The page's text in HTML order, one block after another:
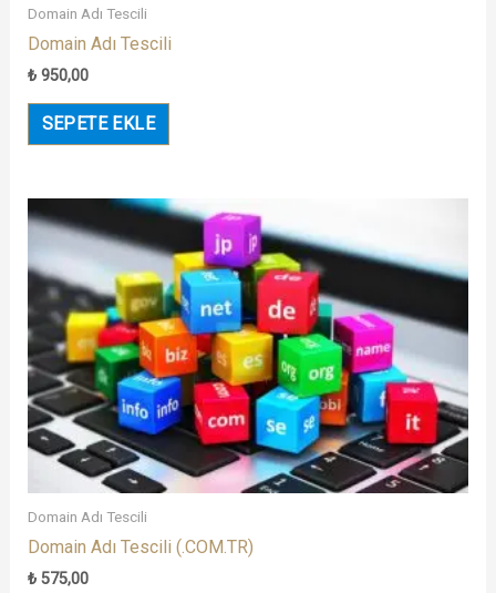
Domain Adı Tescili
Domain Adı Tescili
₺950,00
SEPETE EKLE
Domain Adı Tescili
Domain Adı Tescili (.COM.TR)
₺575,00